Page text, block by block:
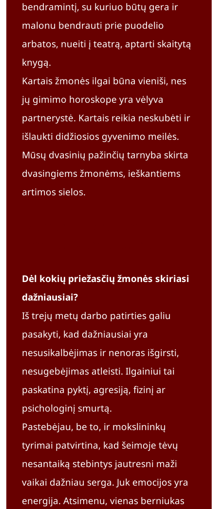
bendramintį, su kuriuo būtų gera ir
malonu bendrauti prie puodelio
arbatos, nueiti į teatrą, aptarti skaitytą
knygą.
Kartais žmonės ilgai būna vieniši, nes
jų gimimo horoskope yra vėlyva
partnerystė. Kartais reikia neskubėti ir
išlaukti didžiosios gyvenimo meilės.
Mūsų dvasinių pažinčių tarnyba skirta
dvasingiems žmonėms, ieškantiems
artimos sielos.
Dėl kokių priežasčių žmonės skiriasi
dažniausiai?
Iš trejų metų darbo patirties galiu
pasakyti, kad dažniausiai yra
nesusikalbėjimas ir nenoras išgirsti,
nesugebėjimas atleisti. Ilgainiui tai
paskatina pyktį, agresiją, fizinį ar
psichologinį smurtą.
Pastebėjau, be to, ir mokslininkų
tyrimai patvirtina, kad šeimoje tėvų
nesantaiką stebintys jautresni maži
vaikai dažniau serga. Juk emocijos yra
energija. Atsimenu, vienas berniukas